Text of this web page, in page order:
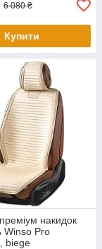
6 080 ₴
Купити
накидок
Winso Pro
biege